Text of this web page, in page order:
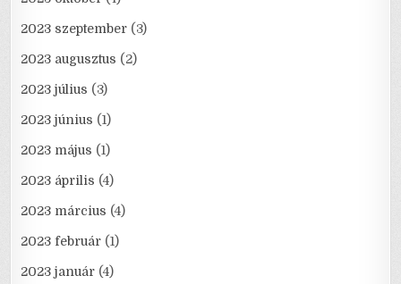
2023 szeptember (3)
2023 augusztus (2)
2023 július (3)
2023 június (1)
2023 május (1)
2023 április (4)
2023 március (4)
2023 február (1)
2023 január (4)